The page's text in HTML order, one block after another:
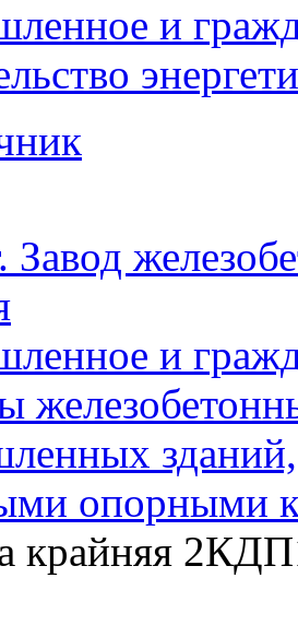
и
и
опорными
крайняя